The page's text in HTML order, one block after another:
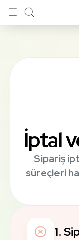
İptal
Sipariş
süreçleri
1.